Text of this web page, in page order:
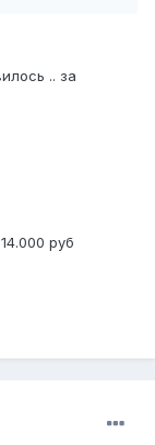
.. за
руб